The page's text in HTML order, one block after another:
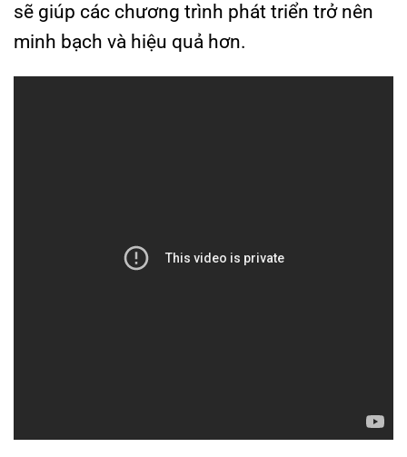
sẽ giúp các chương trình phát triển trở nên
minh bạch và hiệu quả hơn.